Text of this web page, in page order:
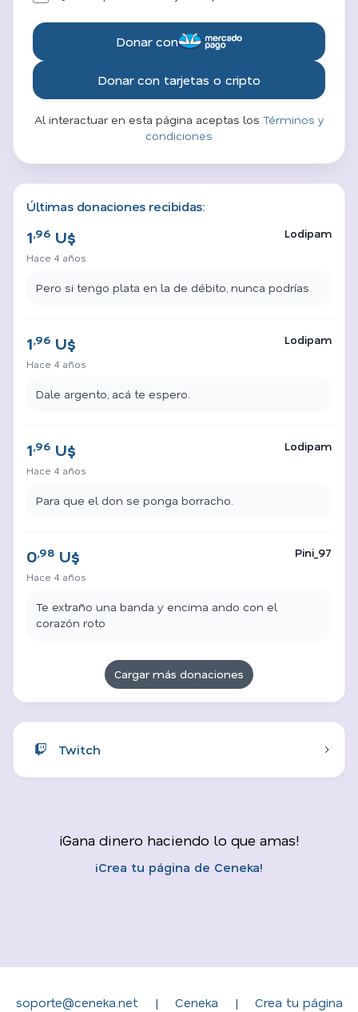
Donar con
Donar con tarjetas o cripto
Al interactuar en esta página aceptas los Términos y
condiciones
Últimas donaciones recibidas:
1,96 U$
Hace 4 años
Lodipam
Pero si tengo plata en la de débito, nunca podrías.
1,96 U$
Hace 4 años
Lodipam
Dale argento, acá te espero.
1,96 U$
Hace 4 años
Lodipam
Para que el don se ponga borracho.
0,98 U$
Hace 4 años
Pini_97
Te extraño una banda y encima ando con el
corazón roto
Cargar más donaciones
Twitch
¡Gana dinero haciendo lo que amas!
¡Crea tu página de Ceneka!
soporte@ceneka.net | Ceneka | Crea tu página